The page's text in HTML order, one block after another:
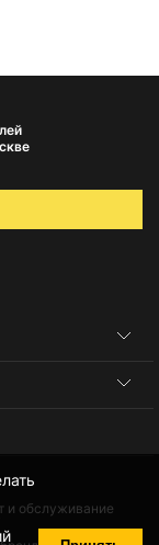
и обслуживание